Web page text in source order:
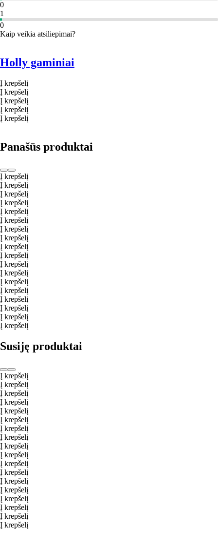
0
1
0
Kaip veikia atsiliepimai?
Holly gaminiai
Į krepšelį
Į krepšelį
Į krepšelį
Į krepšelį
Į krepšelį
Panašūs produktai
Į krepšelį
Į krepšelį
Į krepšelį
Į krepšelį
Į krepšelį
Į krepšelį
Į krepšelį
Į krepšelį
Į krepšelį
Į krepšelį
Į krepšelį
Į krepšelį
Į krepšelį
Į krepšelį
Į krepšelį
Į krepšelį
Į krepšelį
Į krepšelį
Susiję produktai
Į krepšelį
Į krepšelį
Į krepšelį
Į krepšelį
Į krepšelį
Į krepšelį
Į krepšelį
Į krepšelį
Į krepšelį
Į krepšelį
Į krepšelį
Į krepšelį
Į krepšelį
Į krepšelį
Į krepšelį
Į krepšelį
Į krepšelį
Į krepšelį